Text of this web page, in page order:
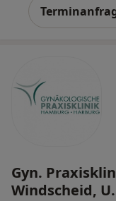
Gyn.
Windscheid,